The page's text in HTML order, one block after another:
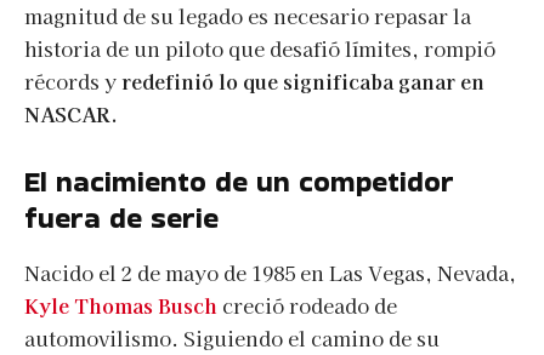
magnitud de su legado es necesario repasar la
historia de un piloto que desafió límites, rompió
récords yredefinió lo que significaba ganar en
NASCAR.
El nacimiento de un competidor
fuera de serie
Nacido el 2 de mayo de 1985 en Las Vegas, Nevada,
Kyle Thomas Busch creció rodeado de
automovilismo. Siguiendo el camino de su